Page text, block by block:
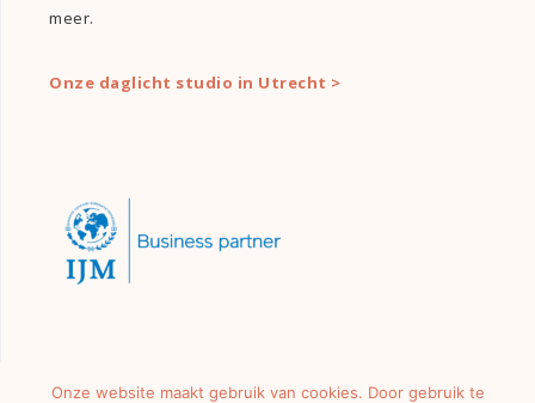
meer.
Onze daglicht studio in Utrecht >
Onze website maakt gebruik van cookies. Door gebruik te